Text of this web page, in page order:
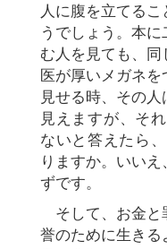
人に腹を立てる
うでしょう。本
む人を見ても、
医が厚いメガネ
見せる時、その
見えますが、そ
ないと答えたら
りますか。いい
ずです。
そして、お金と
誉のために生き